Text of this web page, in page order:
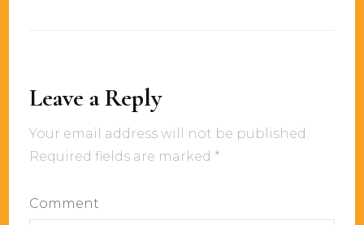
Leave a Reply
Your email address will not be published.
Required fields are marked *
Comment